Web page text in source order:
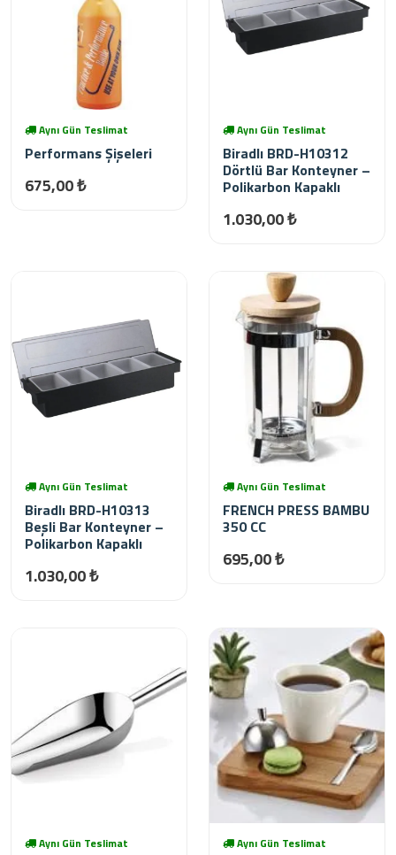
Aynı Gün Teslimat
Performans Şişeleri
675,00 ₺
Aynı Gün Teslimat
Biradlı BRD-H10312
Dörtlü Bar Konteyner –
Polikarbon Kapaklı
1.030,00 ₺
Aynı Gün Teslimat
Biradlı BRD-H10313
Beşli Bar Konteyner –
Polikarbon Kapaklı
1.030,00 ₺
Aynı Gün Teslimat
FRENCH PRESS BAMBU
350 CC
695,00 ₺
Aynı Gün Teslimat Aynı Gün Teslimat